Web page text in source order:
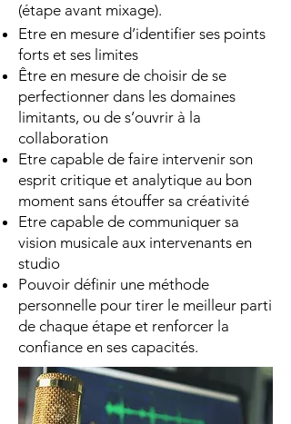
(étape avant mixage).
Etre en mesure d’identifier ses points
forts et ses limites
Être en mesure de choisir de se
perfectionner dans les domaines
limitants, ou de s’ouvrir à la
collaboration
Etre capable de faire intervenir son
esprit critique et analytique au bon
moment sans étouffer sa créativité
Etre capable de communiquer sa
vision musicale aux intervenants en
studio
Pouvoir définir une méthode
personnelle pour tirer le meilleur parti
de chaque étape et renforcer la
confiance en ses capacités.